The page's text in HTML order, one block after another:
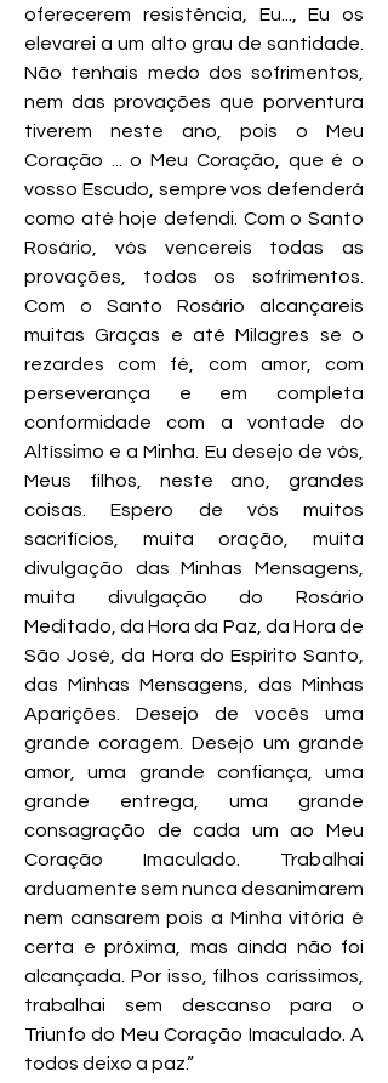
oferecerem resistência, Eu..., Eu os
elevarei a um alto grau de santidade.
Não tenhais medo dos sofrimentos,
nem das provações que porventura
tiverem neste ano, pois o Meu
Coração ... o Meu Coração, que é o
vosso Escudo, sempre vos defenderá
como até hoje defendi. Com o Santo
Rosário, vós vencereis todas as
provações, todos os sofrimentos.
Com o Santo Rosário alcançareis
muitas Graças e até Milagres se o
rezardes com fé, com amor, com
perseverança e em completa
conformidade com a vontade do
Altíssimo e a Minha. Eu desejo de vós,
Meus filhos, neste ano, grandes
coisas. Espero de vós muitos
sacrifícios, muita oração, muita
divulgação das Minhas Mensagens,
muita divulgação do Rosário
Meditado, da Hora da Paz, da Hora de
São José, da Hora do Espírito Santo,
das Minhas Mensagens, das Minhas
Aparições. Desejo de vocês uma
grande coragem. Desejo um grande
amor, uma grande confiança, uma
grande entrega, uma grande
consagração de cada um ao Meu
Coração Imaculado. Trabalhai
arduamente sem nunca desanimarem
nem cansarem pois a Minha vitória é
certa e próxima, mas ainda não foi
alcançada. Por isso, filhos caríssimos,
trabalhai sem descanso para o
Triunfo do Meu Coração Imaculado. A
todos deixo a paz.”